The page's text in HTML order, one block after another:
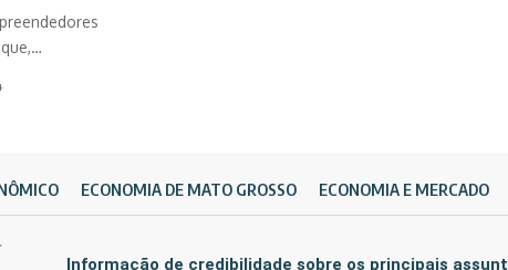
ECONOMIA DE MATO GROSSO ECONOMIA E MERCADO
Informação de credibilidade sobre os principais